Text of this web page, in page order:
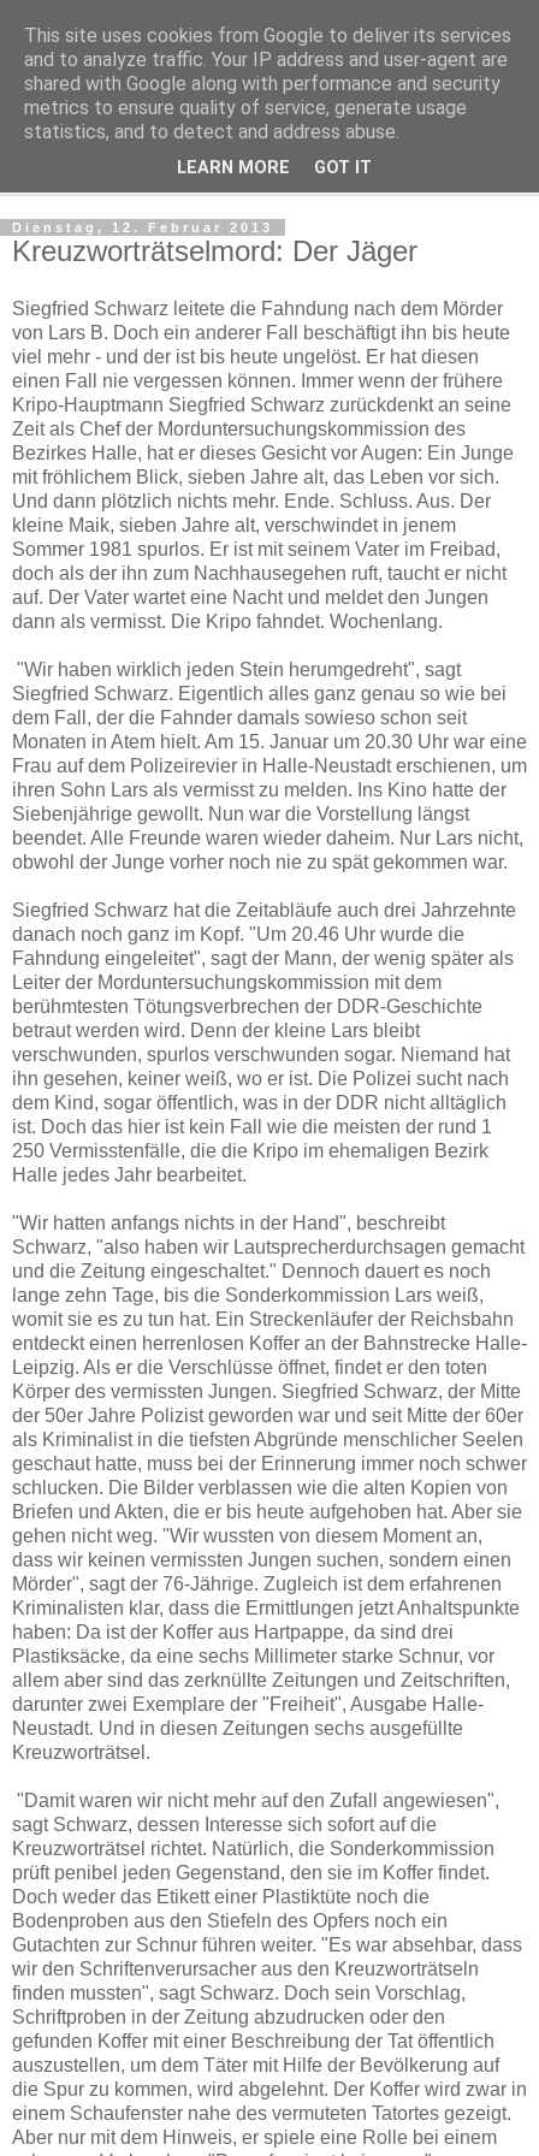
Kludge
Private Notizen aus Halle an der Saale
Dienstag, 12. Februar 2013
Kreuzworträtselmord: Der Jäger
Siegfried Schwarz leitete die Fahndung nach dem Mörder
von Lars B. Doch ein anderer Fall beschäftigt ihn bis heute
viel mehr - und der ist bis heute ungelöst. Er hat diesen
einen Fall nie vergessen können. Immer wenn der frühere
Kripo-Hauptmann Siegfried Schwarz zurückdenkt an seine
Zeit als Chef der Morduntersuchungskommission des
Bezirkes Halle, hat er dieses Gesicht vor Augen: Ein Junge
mit fröhlichem Blick, sieben Jahre alt, das Leben vor sich.
Und dann plötzlich nichts mehr. Ende. Schluss. Aus. Der
kleine Maik, sieben Jahre alt, verschwindet in jenem
Sommer 1981 spurlos. Er ist mit seinem Vater im Freibad,
doch als der ihn zum Nachhausegehen ruft, taucht er nicht
auf. Der Vater wartet eine Nacht und meldet den Jungen
dann als vermisst. Die Kripo fahndet. Wochenlang.
"Wir haben wirklich jeden Stein herumgedreht", sagt
Siegfried Schwarz. Eigentlich alles ganz genau so wie bei
dem Fall, der die Fahnder damals sowieso schon seit
Monaten in Atem hielt. Am 15. Januar um 20.30 Uhr war eine
Frau auf dem Polizeirevier in Halle-Neustadt erschienen, um
ihren Sohn Lars als vermisst zu melden. Ins Kino hatte der
Siebenjährige gewollt. Nun war die Vorstellung längst
beendet. Alle Freunde waren wieder daheim. Nur Lars nicht,
obwohl der Junge vorher noch nie zu spät gekommen war.
Siegfried Schwarz hat die Zeitabläufe auch drei Jahrzehnte
danach noch ganz im Kopf. "Um 20.46 Uhr wurde die
Fahndung eingeleitet", sagt der Mann, der wenig später als
Leiter der Morduntersuchungskommission mit dem
berühmtesten Tötungsverbrechen der DDR-Geschichte
betraut werden wird. Denn der kleine Lars bleibt
verschwunden, spurlos verschwunden sogar. Niemand hat
ihn gesehen, keiner weiß, wo er ist. Die Polizei sucht nach
dem Kind, sogar öffentlich, was in der DDR nicht alltäglich
ist. Doch das hier ist kein Fall wie die meisten der rund 1
250 Vermisstenfälle, die die Kripo im ehemaligen Bezirk
Halle jedes Jahr bearbeitet.
"Wir hatten anfangs nichts in der Hand", beschreibt
Schwarz, "also haben wir Lautsprecherdurchsagen gemacht
und die Zeitung eingeschaltet." Dennoch dauert es noch
lange zehn Tage, bis die Sonderkommission Lars weiß,
womit sie es zu tun hat. Ein Streckenläufer der Reichsbahn
entdeckt einen herrenlosen Koffer an der Bahnstrecke Halle-
Leipzig. Als er die Verschlüsse öffnet, findet er den toten
Körper des vermissten Jungen. Siegfried Schwarz, der Mitte
der 50er Jahre Polizist geworden war und seit Mitte der 60er
als Kriminalist in die tiefsten Abgründe menschlicher Seelen
geschaut hatte, muss bei der Erinnerung immer noch schwer
schlucken. Die Bilder verblassen wie die alten Kopien von
Briefen und Akten, die er bis heute aufgehoben hat. Aber sie
gehen nicht weg. "Wir wussten von diesem Moment an,
dass wir keinen vermissten Jungen suchen, sondern einen
Mörder", sagt der 76-Jährige. Zugleich ist dem erfahrenen
Kriminalisten klar, dass die Ermittlungen jetzt Anhaltspunkte
haben: Da ist der Koffer aus Hartpappe, da sind drei
Plastiksäcke, da eine sechs Millimeter starke Schnur, vor
allem aber sind das zerknüllte Zeitungen und Zeitschriften,
darunter zwei Exemplare der "Freiheit", Ausgabe Halle-
Neustadt. Und in diesen Zeitungen sechs ausgefüllte
Kreuzworträtsel.
"Damit waren wir nicht mehr auf den Zufall angewiesen",
sagt Schwarz, dessen Interesse sich sofort auf die
Kreuzworträtsel richtet. Natürlich, die Sonderkommission
prüft penibel jeden Gegenstand, den sie im Koffer findet.
Doch weder das Etikett einer Plastiktüte noch die
Bodenproben aus den Stiefeln des Opfers noch ein
Gutachten zur Schnur führen weiter. "Es war absehbar, dass
wir den Schriftenverursacher aus den Kreuzworträtseln
finden mussten", sagt Schwarz. Doch sein Vorschlag,
Schriftproben in der Zeitung abzudrucken oder den
gefunden Koffer mit einer Beschreibung der Tat öffentlich
auszustellen, um dem Täter mit Hilfe der Bevölkerung auf
die Spur zu kommen, wird abgelehnt. Der Koffer wird zwar in
einem Schaufenster nahe des vermuteten Tatortes gezeigt.
Aber nur mit dem Hinweis, er spiele eine Rolle bei einem
This site uses cookies from Google to deliver its services
and to analyze traffic. Your IP address and user-agent are
shared with Google along with performance and security
metrics to ensure quality of service, generate usage
statistics, and to detect and address abuse.
LEARN MORE GOT IT